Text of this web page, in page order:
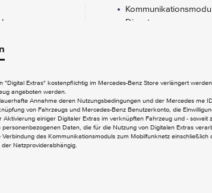
Dienste
ohne
Wärmedämmendes
Lenkrad in Neigung
"Digital Extras" kostenpflichtig im Mercedes-Benz Store verlängert
angeboten werden.
Annahme deren Nutzungsbedingungen und der Mercedes me
von Fahrzeugs und Mercedes-Benz Benutzerkonto, die
einiger Digitaler Extras im verknüpften Fahrzeug und - soweit
Daten, die für die Nutzung von Digitalen Extras
des Kommunikationsmoduls zum Mobilfunknetz einschließlich
Netzproviderabhängig.